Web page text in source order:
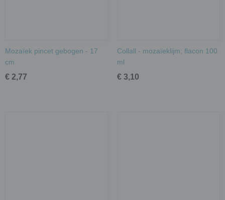
Mozaïek pincet gebogen - 17
cm
€ 2,77
Collall - mozaïeklijm; flacon 100
ml
€ 3,10